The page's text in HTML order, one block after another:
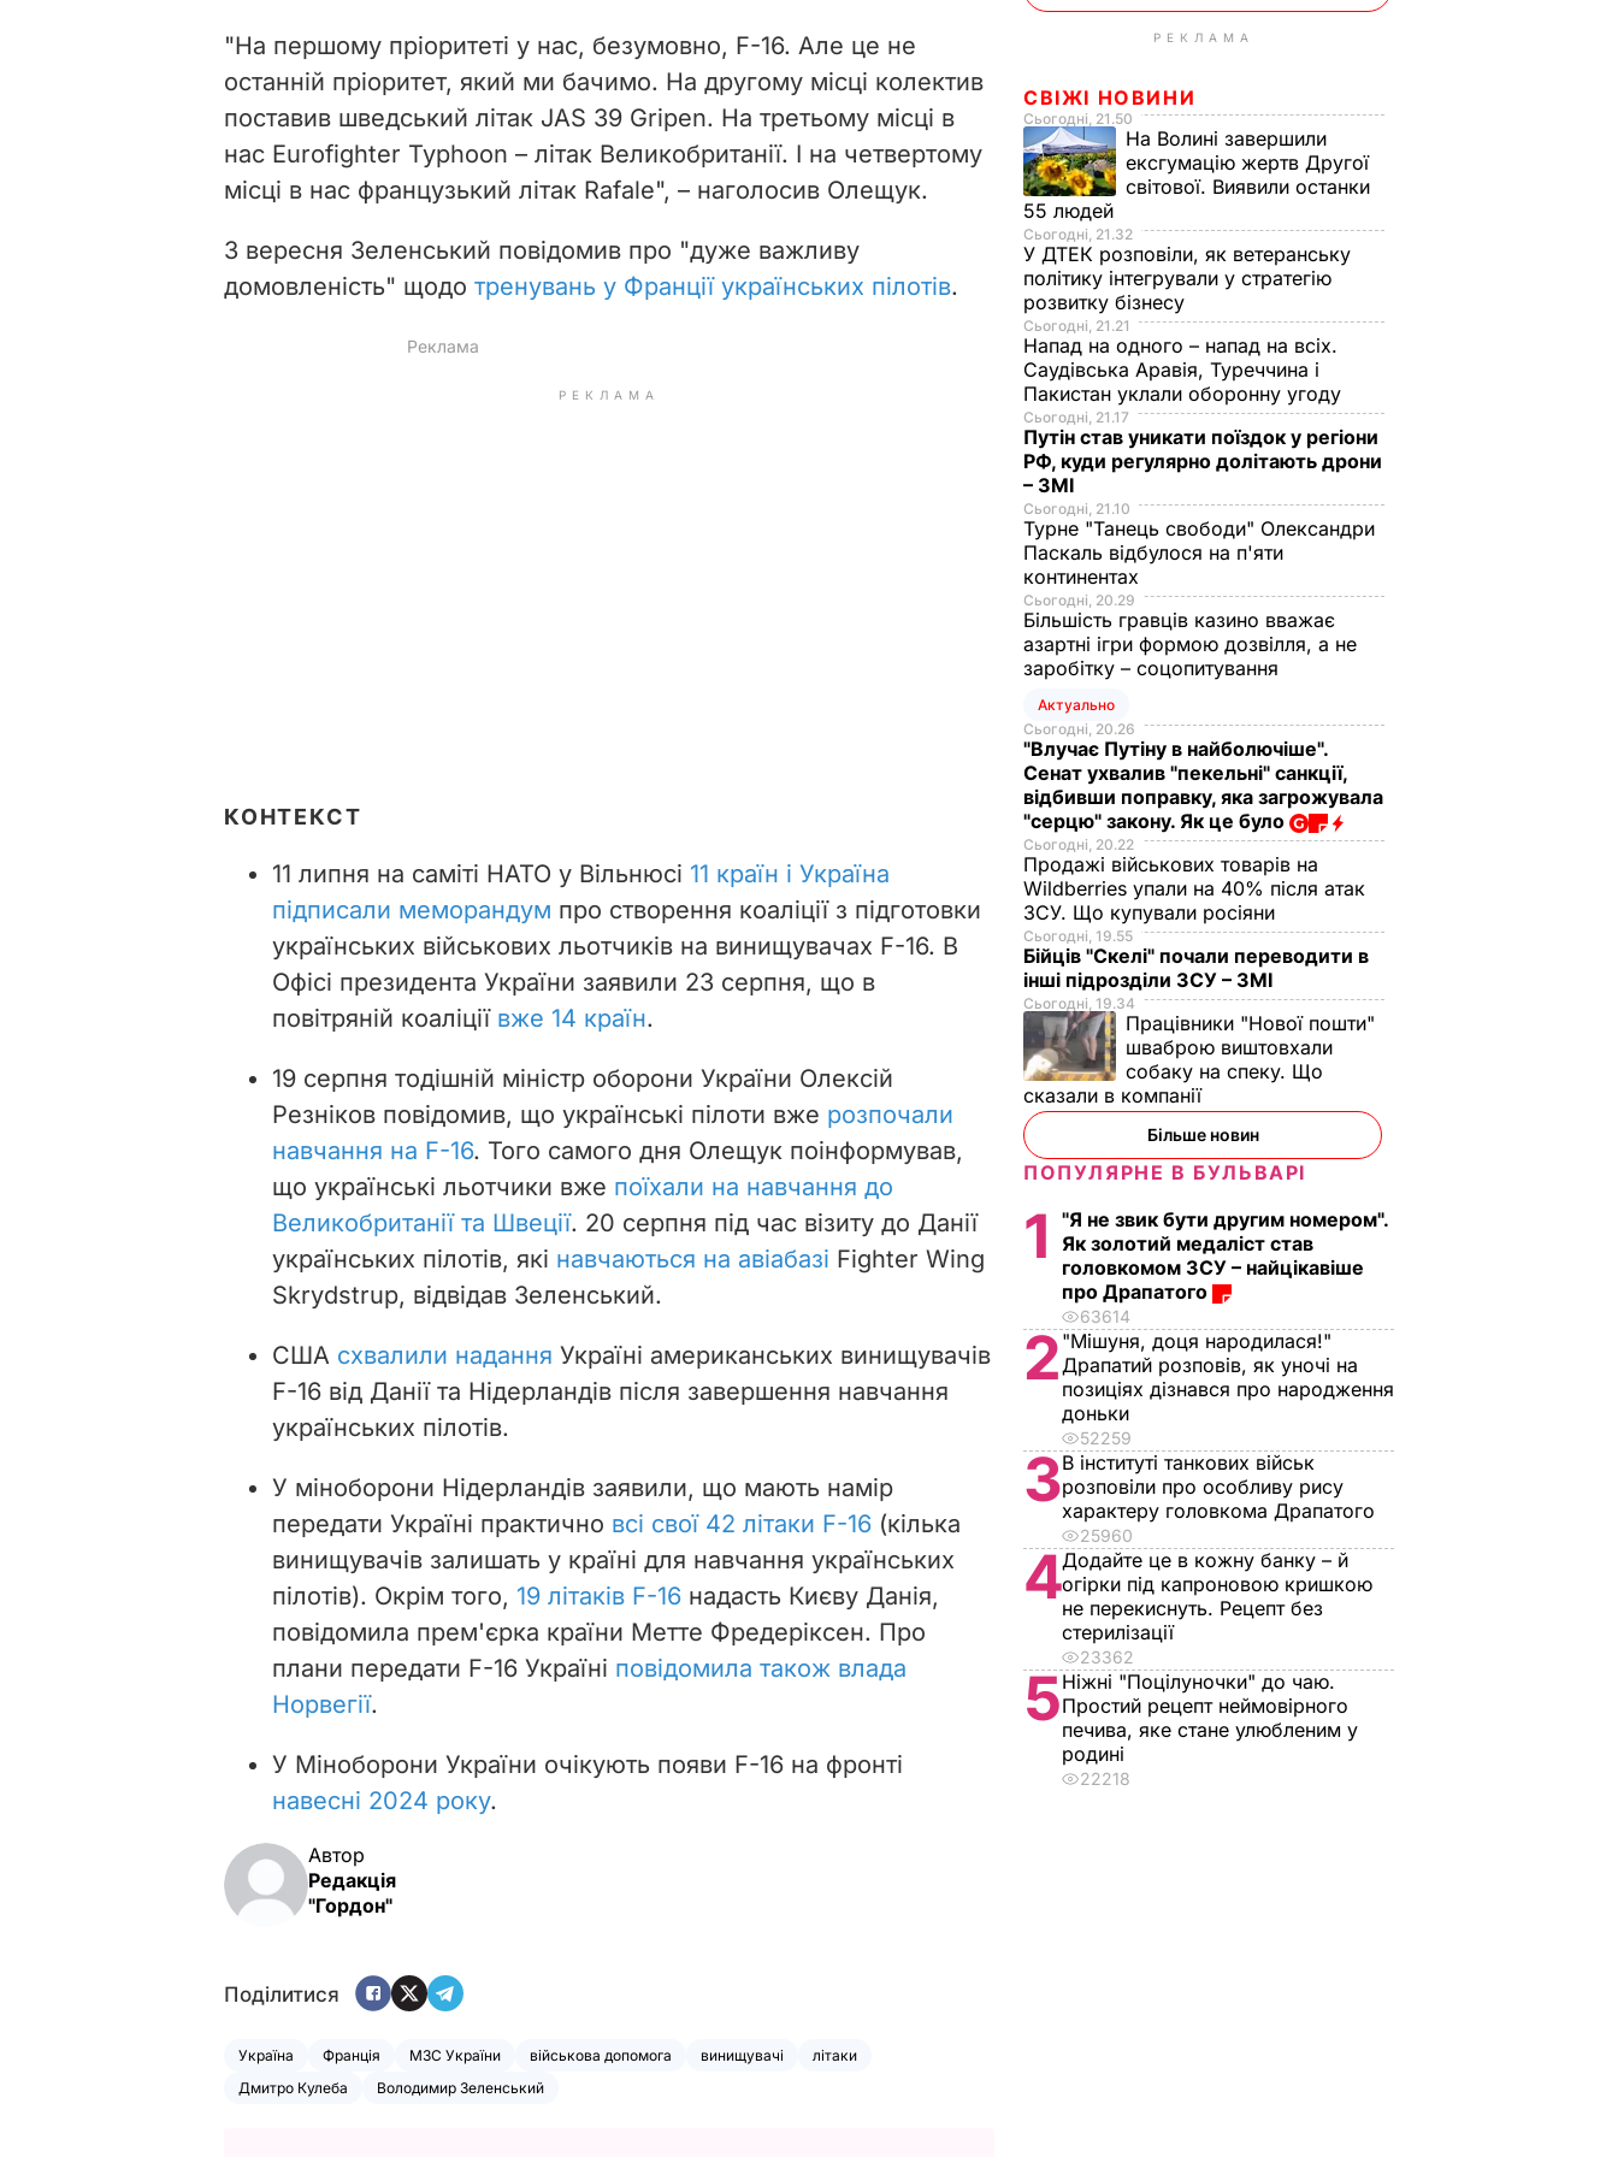
"На першому пріоритеті у нас, безумовно, F-16. Але це не
останній пріоритет, який ми бачимо. На другому місці колектив
поставив шведський літак JAS 39 Gripen. На третьому місці в
нас Eurofighter Typhoon – літак Великобританії. І на четвертому
місці в нас французький літак Rafale", – наголосив Олещук.
3 вересня Зеленський повідомив про "дуже важливу
домовленість" щодо тренувань у Франції українських пілотів.
РЕКЛАМА
КОНТЕКСТ
11 липня на саміті НАТО у Вільнюсі 11 країн і Україна
підписали меморандум про створення коаліції з підготовки
українських військових льотчиків на винищувачах F-16. В
Офісі президента України заявили 23 серпня, що в
повітряній коаліції вже 14 країн.
19 серпня тодішній міністр оборони України Олексій
Резніков повідомив, що українські пілоти вже розпочали
навчання на F-16. Того самого дня Олещук поінформував,
що українські льотчики вже поїхали на навчання до
Великобританії та Швеції. 20 серпня під час візиту до Данії
українських пілотів, які навчаються на авіабазі Fighter Wing
Skrydstrup, відвідав Зеленський.
США схвалили надання Україні американських винищувачів
F-16 від Данії та Нідерландів після завершення навчання
українських пілотів.
У міноборони Нідерландів заявили, що мають намір
передати Україні практично всі свої 42 літаки F-16 (кілька
винищувачів залишать у країні для навчання українських
пілотів). Окрім того, 19 літаків F-16 надасть Києву Данія,
повідомила прем'єрка країни Метте Фредеріксен. Про
плани передати F-16 Україні повідомила також влада
Норвегії.
У Міноборони України очікують появи F-16 на фронті
навесні 2024 року.
Автор
Редакція
"Гордон"
Поділитися
Україна Франція МЗС України військова допомога винищувачі
літаки
Дмитро Кулеба
Володимир Зеленський
РЕКЛАМА
СВІЖІ НОВИНИ
Сьогодні, 21.50
На Волині завершили
ексгумацію жертв Другої
світової. Виявили останки
55 людей
Сьогодні, 21.32
У ДТЕК розповіли, як ветеранську
політику інтегрували у стратегію
розвитку бізнесу
Сьогодні, 21.21
Напад на одного – напад на всіх.
Саудівська Аравія, Туреччина і
Пакистан уклали оборонну угоду
Сьогодні, 21.17
Путін став уникати поїздок у регіони
РФ, куди регулярно долітають дрони
– ЗМІ
Сьогодні, 21.10
Турне "Танець свободи" Олександри
Паскаль відбулося на п'яти
континентах
Сьогодні, 20.29
Більшість гравців казино вважає
азартні ігри формою дозвілля, а не
заробітку – соцопитування
Актуально
Сьогодні, 20.26
"Влучає Путіну в найболючіше".
Сенат ухвалив "пекельні" санкції,
відбивши поправку, яка загрожувала
"серцю" закону. Як це було
Сьогодні, 20.22
Продажі військових товарів на
Wildberries упали на 40% після атак
ЗСУ. Що купували росіяни
Сьогодні, 19.55
Бійців "Скелі" почали переводити в
інші підрозділи ЗСУ – ЗМІ
Сьогодні, 19.34
Працівники "Нової пошти"
шваброю виштовхали
собаку на спеку. Що
сказали в компанії
Більше новин
ПОПУЛЯРНЕ В БУЛЬВАРІ
1
"Я не звик бути другим номером".
Як золотий медаліст став
головкомом ЗСУ – найцікавіше
про Драпатого
63614
2 "Мішуня, доця народилася!"
Драпатий розповів, як уночі на
позиціях дізнався про народження
доньки
52259
3В інституті танкових військ
розповіли про особливу рису
характеру головкома Драпатого
25960
4Додайте це в кожну банку – й
огірки під капроновою кришкою
не перекиснуть. Рецепт без
стерилізації
23362
5Ніжні "Поцілуночки" до чаю.
Простий рецепт неймовірного
печива, яке стане улюбленим у
родині
22218